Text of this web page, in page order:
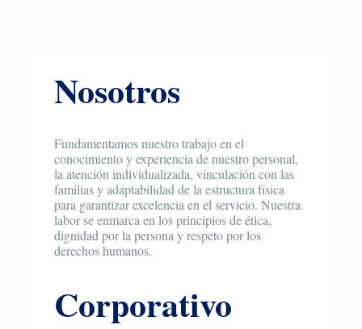
Nosotros
Fundamentamos nuestro trabajo en el
conocimiento y experiencia de nuestro personal,
la atención individualizada, vinculación con las
familias y adaptabilidad de la estructura física
para garantizar excelencia en el servicio. Nuestra
labor se enmarca en los principios de ética,
dignidad por la persona y respeto por los
derechos humanos.
Corporativo